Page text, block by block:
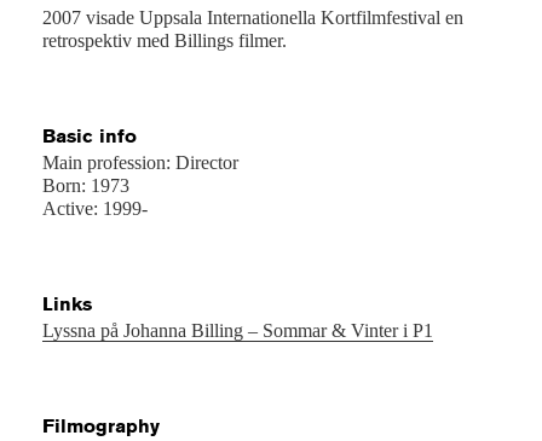
2007 visade Uppsala Internationella Kortfilmfestival en
retrospektiv med Billings filmer.
Basic info
Main profession: Director
Born: 1973
Active: 1999-
Links
Lyssna på Johanna Billing – Sommar & Vinter i P1
Filmography